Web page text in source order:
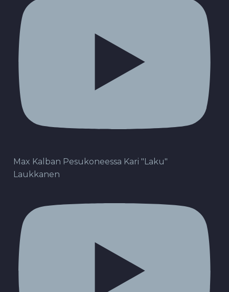
Max Kalban Pesukoneessa Kari "Laku"
Laukkanen